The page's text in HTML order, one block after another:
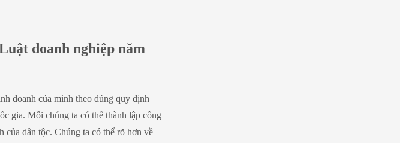
doanh nghiệp năm
doanh của mình theo đúng quy định
gia. Mỗi chúng ta có thể thành lập công
dân tộc. Chúng ta có thể rõ hơn về